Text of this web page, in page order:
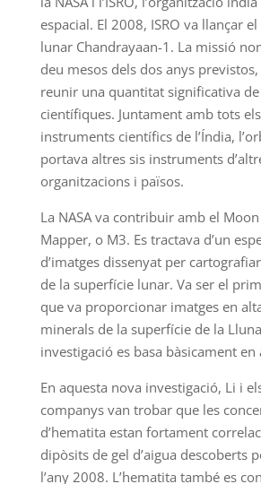
espacial. El 2008, ISRO va llançar
lunar Chandrayaan-1. La missió
deu mesos dels dos anys
reunir una quantitat significativa
científiques. Juntament amb tots
instruments científics de l’Índia,
portava altres sis instruments
organitzacions i països.
La NASA va contribuir amb el
Mapper, o M3. Es tractava d’un
d’imatges dissenyat per
de la superfície lunar. Va ser el
que va proporcionar imatges en
minerals de la superfície de la
investigació es basa bàsicament en
En aquesta nova investigació, Li i
companys van trobar que les
d’hematita estan fortament
dipòsits de gel d’aigua descoberts
l’any 2008. L’hematita també es